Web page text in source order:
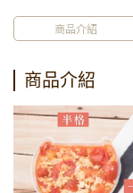
商品介紹
商品介紹